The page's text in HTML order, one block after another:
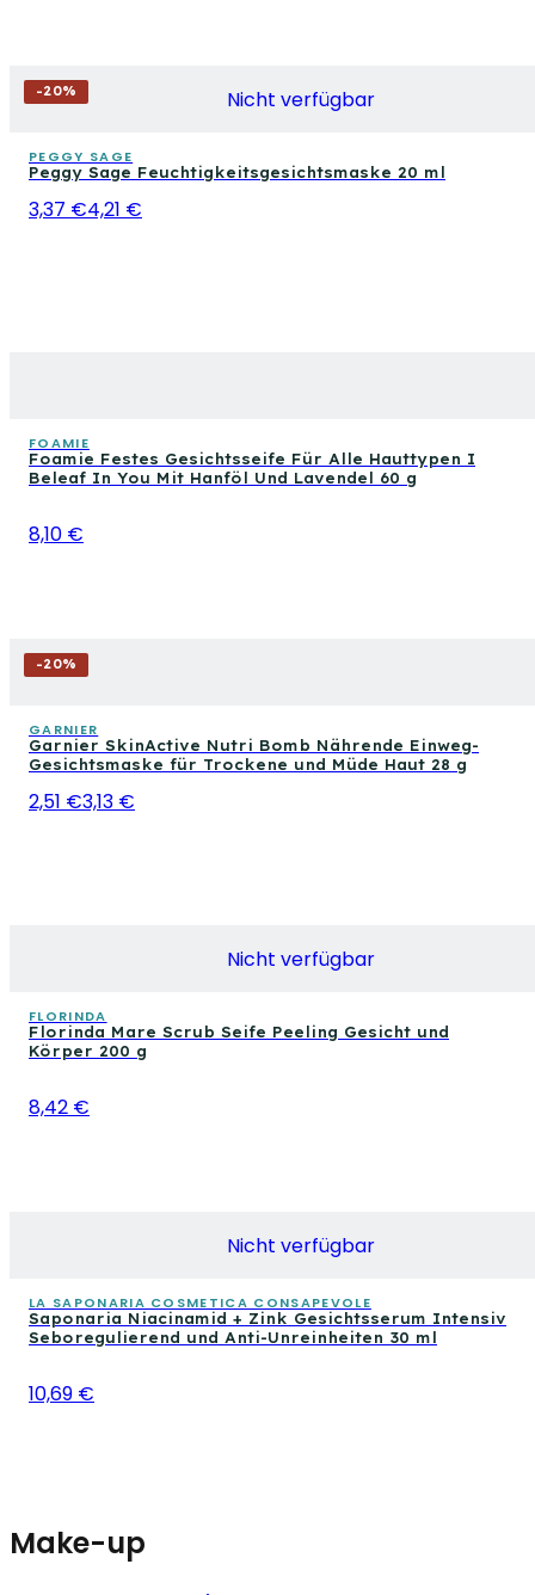
-20% Nicht verfügbar
PEGGY SAGE
Peggy Sage Feuchtigkeitsgesichtsmaske 20 ml
3,37 €4,21 €
FOAMIE
Foamie Festes Gesichtsseife Für Alle Hauttypen I
Beleaf In You Mit Hanföl Und Lavendel 60 g
8,10 €
-20%
GARNIER
Garnier SkinActive Nutri Bomb Nährende Einweg-
Gesichtsmaske für Trockene und Müde Haut 28 g
2,51 €3,13 €
Nicht verfügbar
FLORINDA
Florinda Mare Scrub Seife Peeling Gesicht und
Körper 200 g
8,42 €
Nicht verfügbar
LA SAPONARIA COSMETICA CONSAPEVOLE
Saponaria Niacinamid + Zink Gesichtsserum Intensiv
Seboregulierend und Anti-Unreinheiten 30 ml
10,69 €
Make-up